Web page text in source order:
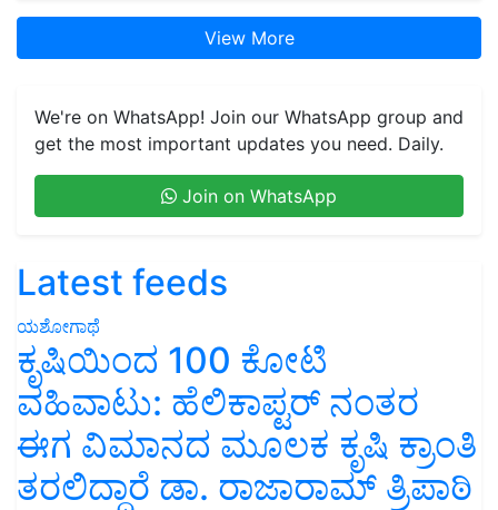
View More
We're on WhatsApp! Join our WhatsApp group and
get the most important updates you need. Daily.
Join on WhatsApp
Latest feeds
ಯಶೋಗಾಥೆ
ಕೃಷಿಯಿಂದ 100 ಕೋಟಿ
ವಹಿವಾಟು: ಹೆಲಿಕಾಪ್ಟರ್ ನಂತರ
ಈಗ ವಿಮಾನದ ಮೂಲಕ ಕೃಷಿ ಕ್ರಾಂತಿ
ತರಲಿದ್ದಾರೆ ಡಾ. ರಾಜಾರಾಮ್ ತ್ರಿಪಾಠಿ